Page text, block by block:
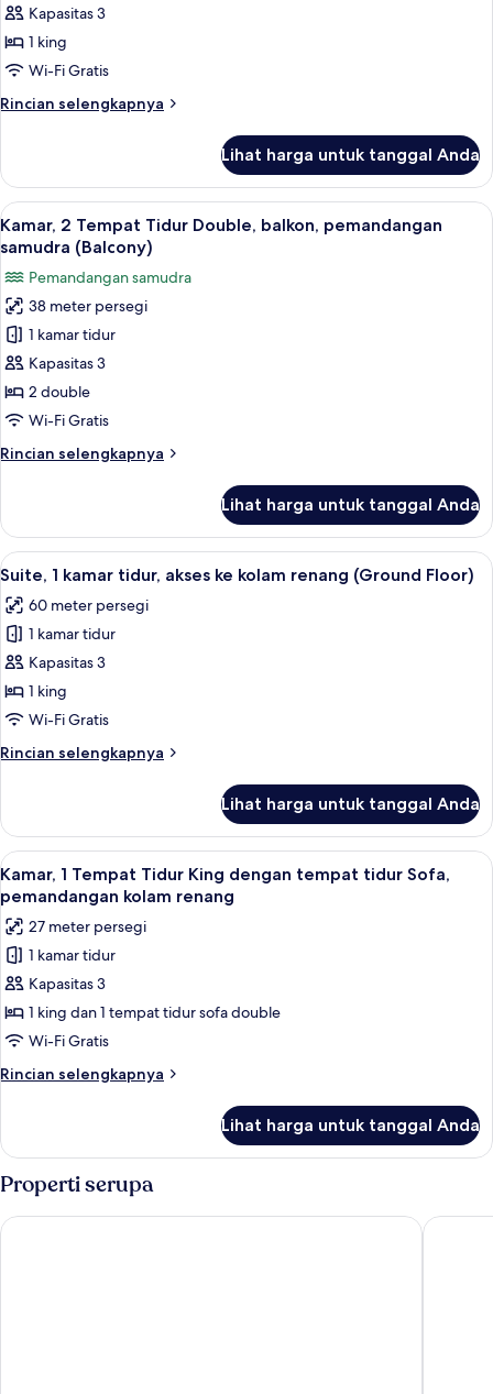
Tempat
Tidur
King,
pemandangan
Kapasitas 3
1 king
Wi-Fi Gratis
Rincian selengkapnya
Rincian
Kamar,
Tempat
Tidur
balkon,
pemandangan
samudra
(Balcony)
Lihat harga untuk tanggal Anda
Lihat
semua
untuk
Kamar,
2
Tempat
Tidur
Double,
pemandangan
Kamar, 2 Tempat Tidur Double,
11
Kamar, 2 Tempat Tidur Double, balkon, pemandangan
samudra (Balcony)
Pemandangan samudra
38 meter persegi
1 kamar tidur
Kapasitas 3
2 double
Wi-Fi Gratis
Rincian selengkapnya
Rincian
Kamar,
Tempat
Double,
balkon,
samudra
(Balcony)
Lihat harga untuk tanggal Anda
Lihat
semua
foto
untuk
Suite,
1
kamar
akses
renang
(Ground
Floor)
Suite, 1 kamar tidur, akses ke kolam
13
Suite, 1 kamar tidur, akses ke kolam renang (Ground Floor)
60 meter persegi
1 kamar tidur
Kapasitas 3
1 king
Wi-Fi Gratis
Rincian selengkapnya
Rincian
Suite,
kamar
tidur,
akses
ke
kolam
renang
(Ground
Floor)
Lihat harga untuk tanggal Anda
Lihat
semua
foto
untuk
Kamar,
1
Tempat
Tidur
King
dengan
tidur
Sofa,
pemandangan
kolam
Kamar, 1 Tempat Tidur King
8
Kamar, 1 Tempat Tidur King dengan tempat tidur Sofa,
pemandangan kolam renang
27 meter persegi
1 kamar tidur
Kapasitas 3
1 king dan 1 tempat tidur sofa double
Wi-Fi Gratis
Rincian selengkapnya
Rincian
Kamar,
Tempat
King
Lihat harga untuk tanggal Anda
Properti serupa
Courtyard by Marriott Phuket, Patong Beach Resort Hotel